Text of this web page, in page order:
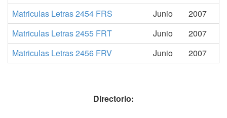
Matriculas Letras 2454 FRS
Junio
2007
Matriculas Letras 2455 FRT
Junio
2007
Matriculas Letras 2456 FRV
Junio 2007
Directorio: